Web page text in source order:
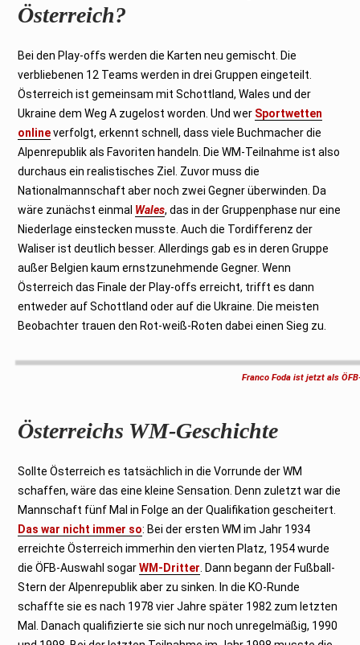
Österreich?
Bei den Play-offs werden die Karten neu gemischt. Die
verbliebenen 12 Teams werden in drei Gruppen eingeteilt.
Österreich ist gemeinsam mit Schottland, Wales und der
Ukraine dem Weg A zugelost worden. Und wer Sportwetten
onlineverfolgt, erkennt schnell, dass viele Buchmacher die
Alpenrepublik als Favoriten handeln. Die WM-Teilnahme ist also
durchaus ein realistisches Ziel. Zuvor muss die
Nationalmannschaft aber noch zwei Gegner überwinden. Da
wäre zunächst einmal Wales, das in der Gruppenphase nur eine
Niederlage einstecken musste. Auch die Tordifferenz der
Waliser ist deutlich besser. Allerdings gab es in deren Gruppe
außer Belgien kaum ernstzunehmende Gegner. Wenn
Österreich das Finale der Play-offs erreicht, trifft es dann
entweder auf Schottland oder auf die Ukraine. Die meisten
Beobachter trauen den Rot-weiß-Roten dabei einen Sieg zu.
Franco Foda ist jetzt als
Österreichs WM-Geschichte
Sollte Österreich es tatsächlich in die Vorrunde der WM
schaffen, wäre das eine kleine Sensation. Denn zuletzt war die
Mannschaft fünf Mal in Folge an der Qualifikation gescheitert.
Das war nicht immer so: Bei der ersten WM im Jahr 1934
erreichte Österreich immerhin den vierten Platz, 1954 wurde
die ÖFB-Auswahl sogarWM-Dritter . Dann begann der Fußball-
Stern der Alpenrepublik aber zu sinken. In die KO-Runde
schaffte sie es nach 1978 vier Jahre später 1982 zum letzten
Mal. Danach qualifizierte sie sich nur noch unregelmäßig, 1990